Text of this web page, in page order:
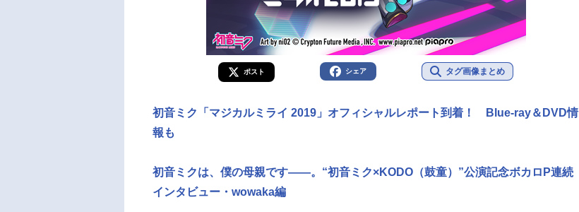
ポスト シェア タグ画像まとめ
初音ミク「マジカルミライ 2019」オフィシャルレポート到着！ Blue-ray＆DVD情
報も
初音ミクは、僕の母親です――。“初音ミク×KODO（鼓童）”公演記念ボカロP連続
インタビュー・wowaka編